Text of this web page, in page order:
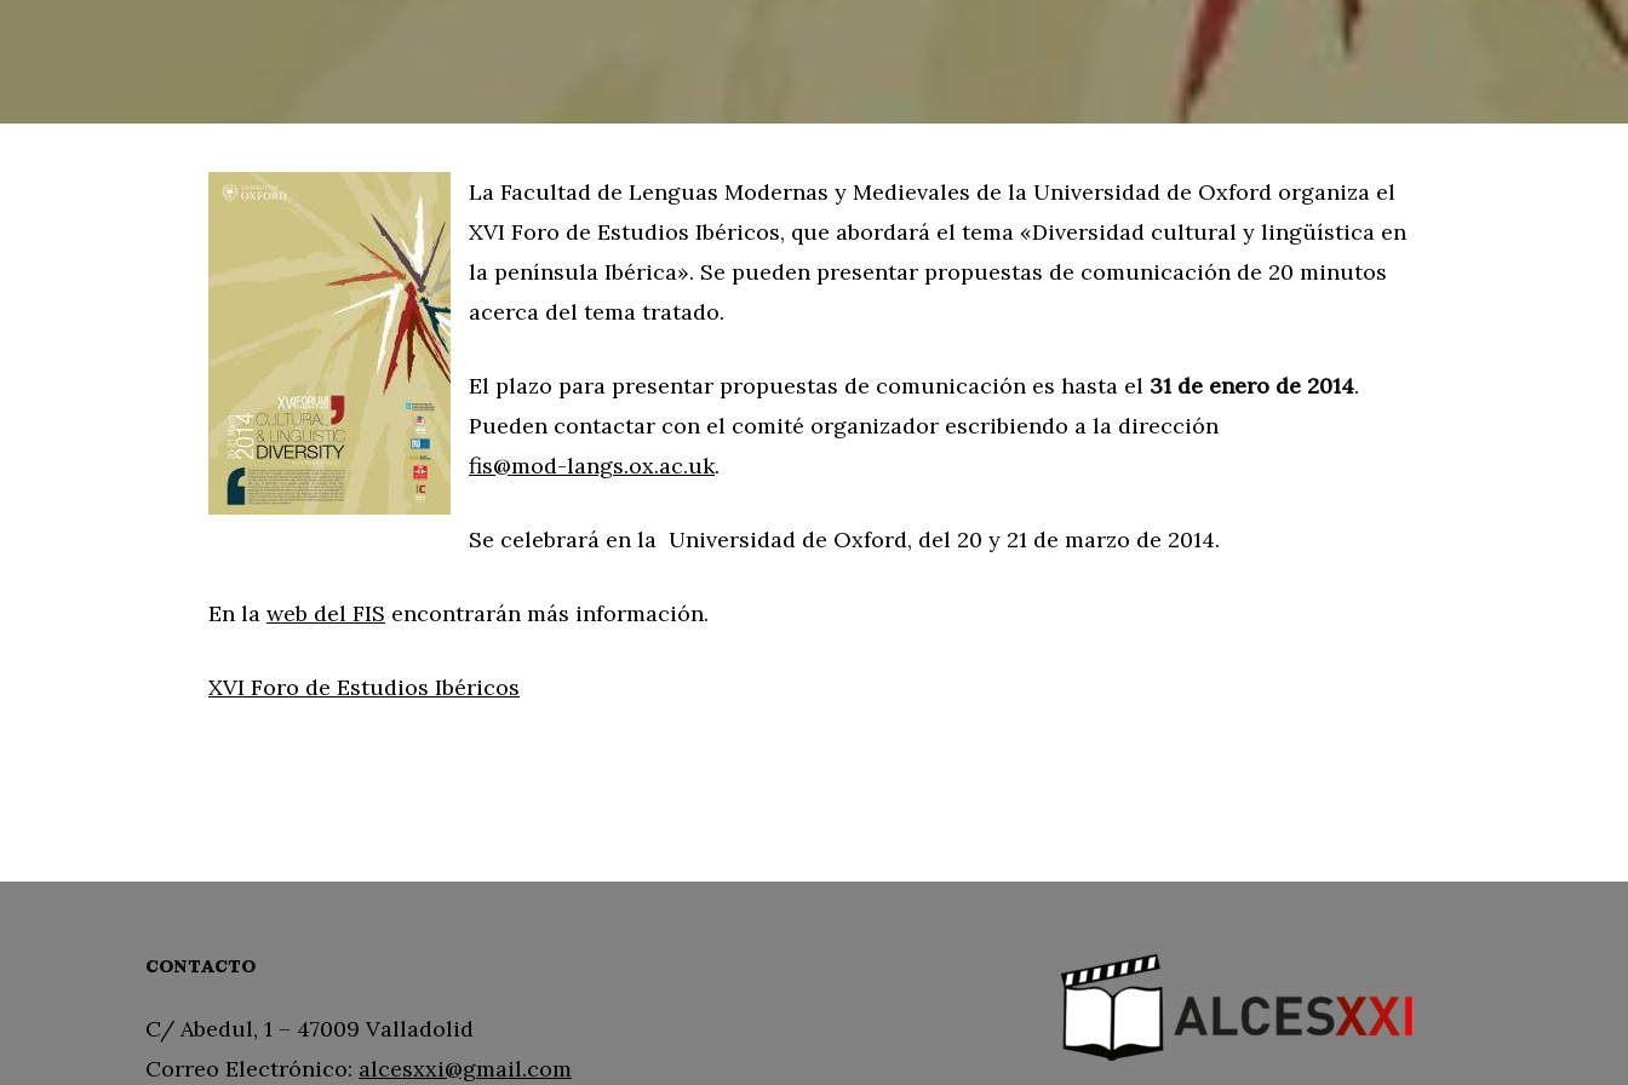
La Facultad de Lenguas Modernas y Medievales de la Universidad de Oxford organiza el
XVI Foro de Estudios Ibéricos, que abordará el tema «Diversidad cultural y lingüística en
la península Ibérica». Se pueden presentar propuestas de comunicación de 20 minutos
acerca del tema tratado.
El plazo para presentar propuestas de comunicación es hasta el 31 de enero de 2014.
Pueden contactar con el comité organizador escribiendo a la dirección
fis@mod-langs.ox.ac.uk.
Se celebrará en la Universidad de Oxford, del 20 y 21 de marzo de 2014.
En la web del FIS encontrarán más información.
XVI Foro de Estudios Ibéricos
CONTACTO
C/ Abedul, 1 – 47009 Valladolid
Correo Electrónico: alcesxxi@gmail.com